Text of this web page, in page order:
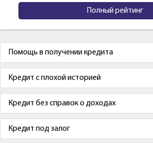
Полный рейтинг
Помощь в получении кредита
Кредит с плохой историей
Кредит без справок о доходах
Кредит под залог